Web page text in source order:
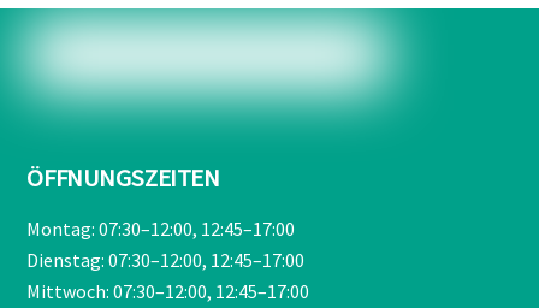
ÖFFNUNGSZEITEN
Montag: 07:30–12:00, 12:45–17:00
Dienstag: 07:30–12:00, 12:45–17:00
Mittwoch: 07:30–12:00, 12:45–17:00